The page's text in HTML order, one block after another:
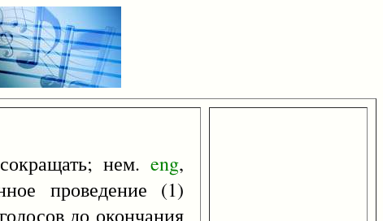
нем.eng,
проведение (1)
до окончания